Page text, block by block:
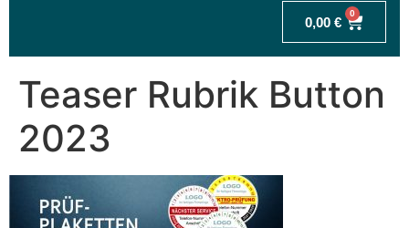
0,00 €
0
Teaser Rubrik Button
2023